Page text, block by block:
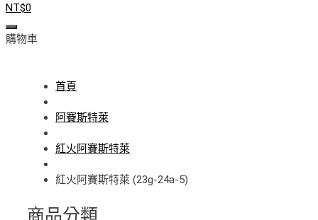
NT$0
購物車
首頁
阿賽斯特萊
紅火阿賽斯特萊
紅火阿賽斯特萊 (23g-24a-5)
商品分類